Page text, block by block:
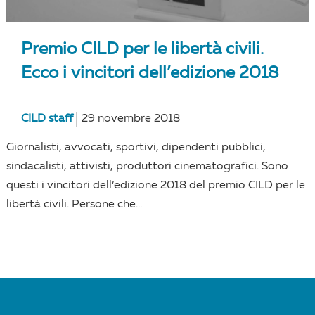
Premio CILD per le libertà civili.
Ecco i vincitori dell’edizione 2018
CILD staff 29 novembre 2018
Giornalisti, avvocati, sportivi, dipendenti pubblici,
sindacalisti, attivisti, produttori cinematografici. Sono
questi i vincitori dell’edizione 2018 del premio CILD per le
libertà civili. Persone che...